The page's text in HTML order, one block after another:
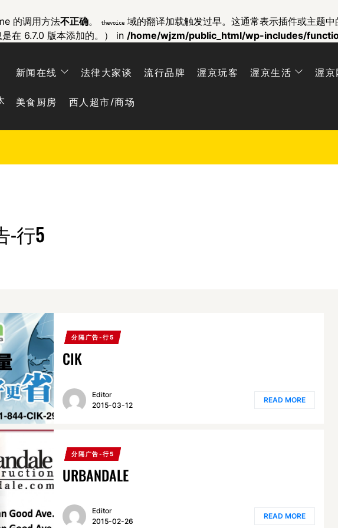
的调用方法不正确。 thevoice 域的翻译加载触发过早。这通常表示插件或主题
在 6.7.0 版本添加的。） in /home/wjzm/public_html/wp-includes/
新闻在线 法律大家谈 流行品牌 渥京玩客 渥京生活 渥
美食厨房 西人超市/商场
-行5
分隔广告-行5
CIK
Editor
2015-03-12
READ MORE
分隔广告-行5
URBANDALE
Editor
2015-02-26
READ MORE